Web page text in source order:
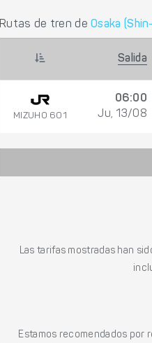
Rutas de tren deOsaka
Salida
MIZUHO 601
06:00
Ju, 13/08
Las tarifas mostradas han
Estamos recomendados por